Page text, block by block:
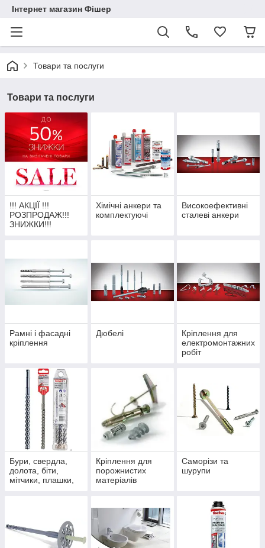
Інтернет магазин Фішер
Товари та послуги
Товари та послуги
!!! АКЦІЇ !!!
РОЗПРОДАЖ!!!
ЗНИЖКИ!!!
Хімічні анкери та
комплектуючі
Високоефективні
сталеві анкери
Рамні і фасадні
кріплення
Дюбелі
Кріплення для
електромонтажних
робіт
Бури, свердла,
долота, біти,
мітчики, плашки,
Кріплення для
порожнистих
матеріалів
Саморізи та
шурупи